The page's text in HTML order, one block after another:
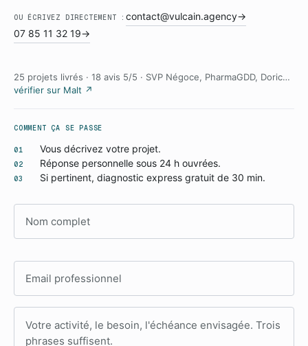
OU ÉCRIVEZ DIRECTEMENT :contact@vulcain.agency→
07 85 11 32 19→
25 projets livrés · 18 avis 5/5 · SVP Négoce, PharmaGDD, Doric…
vérifier sur Malt ↗
COMMENT ÇA SE PASSE
01 Vous décrivez votre projet.
02 Réponse personnelle sous 24 h ouvrées.
03 Si pertinent, diagnostic express gratuit de 30 min.